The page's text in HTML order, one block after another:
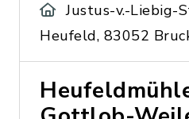
Justus-v.-Liebig-
Heufeld, 83052